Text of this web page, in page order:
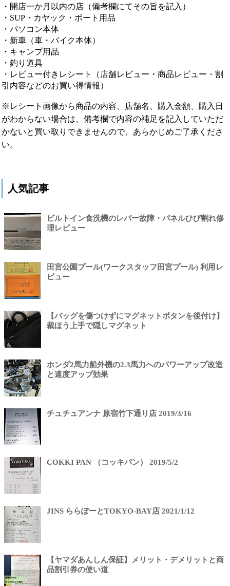
・開店一か月以内の店（備考欄にてその旨を記入）
・SUP・カヤック・ボート用品
・パソコン本体
・新車（車・バイク本体）
・キャンプ用品
・釣り道具
・レビュー付きレシート（店舗レビュー・商品レビュー・割
引内容などのお買い得情報）
※レシート画像から商品の内容、店舗名、購入金額、購入日
がわからない場合は、備考欄で内容の補足を記入していただ
かないと買い取りできませんので、あらかじめご了承くださ
い。
人気記事
ビルトイン食洗機のレバー故障・パネルひび割れ修
理レビュー
田宮公園プール(ワークスタッフ田宮プール) 利用レ
ビュー
【バッグを傷つけずにマグネットボタンを後付け】
裁ほう上手で隠しマグネット
ホンダ2馬力船外機の2.3馬力へのパワーアップ改造
と速度アップ効果
チュチュアンナ 原宿竹下通り店 2019/3/16
COKKI PAN （コッキパン） 2019/5/2
JINS ららぽーとTOKYO-BAY店 2021/1/12
【ヤマダあんしん保証】メリット・デメリットと商
品割引券の使い道